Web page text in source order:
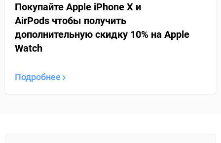
Покупайте Apple iPhone X и
AirPods чтобы получить
дополнительную скидку 10% на Apple
Watch
Подробнее